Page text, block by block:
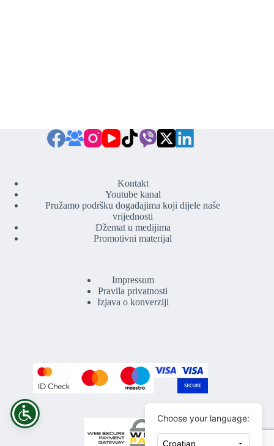
Kontakt
Youtube kanal
Pružamo podršku događajima koji dijele naše
vrijednosti
Džemat u medijima
Promotivni materijal
Impressum
Pravila privatnosti
Izjava o konverziji
Choose your language: